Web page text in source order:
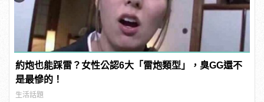
約炮也能踩雷？女性公認6大「雷炮類型」，臭GG還不
是最慘的！
生活話題